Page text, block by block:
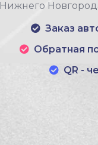
Заказ
Обратная
QR -